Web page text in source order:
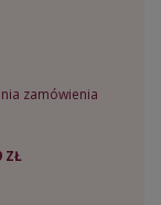
zamówienia
ZŁ